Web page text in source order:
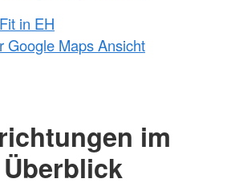
in EH
Google Maps Ansicht
im
Überblick